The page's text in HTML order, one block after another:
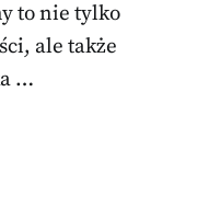
to nie tylko
ale także
…